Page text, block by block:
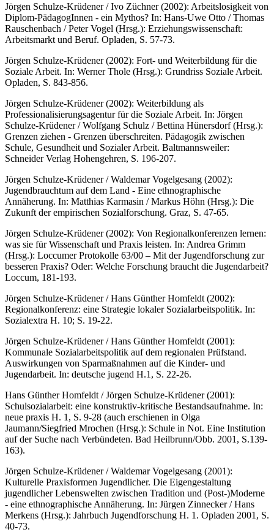
Jörgen Schulze-Krüdener / Ivo Züchner (2002): Arbeitslosigkeit von
Diplom-PädagogInnen - ein Mythos? In: Hans-Uwe Otto / Thomas
Rauschenbach / Peter Vogel (Hrsg.): Erziehungswissenschaft:
Arbeitsmarkt und Beruf. Opladen, S. 57-73.
Jörgen Schulze-Krüdener (2002): Fort- und Weiterbildung für die
Soziale Arbeit. In: Werner Thole (Hrsg.): Grundriss Soziale Arbeit.
Opladen, S. 843-856.
Jörgen Schulze-Krüdener (2002): Weiterbildung als
Professionalisierungsagentur für die Soziale Arbeit. In: Jörgen
Schulze-Krüdener / Wolfgang Schulz / Bettina Hünersdorf (Hrsg.):
Grenzen ziehen - Grenzen überschreiten. Pädagogik zwischen
Schule, Gesundheit und Sozialer Arbeit. Baltmannsweiler:
Schneider Verlag Hohengehren, S. 196-207.
Jörgen Schulze-Krüdener / Waldemar Vogelgesang (2002):
Jugendbrauchtum auf dem Land - Eine ethnographische
Annäherung. In: Matthias Karmasin / Markus Höhn (Hrsg.): Die
Zukunft der empirischen Sozialforschung. Graz, S. 47-65.
Jörgen Schulze-Krüdener (2002): Von Regionalkonferenzen lernen:
was sie für Wissenschaft und Praxis leisten. In: Andrea Grimm
(Hrsg.): Loccumer Protokolle 63/00 – Mit der Jugendforschung zur
besseren Praxis? Oder: Welche Forschung braucht die Jugendarbeit?
Loccum, 181-193.
Jörgen Schulze-Krüdener / Hans Günther Homfeldt (2002):
Regionalkonferenz: eine Strategie lokaler Sozialarbeitspolitik. In:
Sozialextra H. 10; S. 19-22.
Jörgen Schulze-Krüdener / Hans Günther Homfeldt (2001):
Kommunale Sozialarbeitspolitik auf dem regionalen Prüfstand.
Auswirkungen von Sparmaßnahmen auf die Kinder- und
Jugendarbeit. In: deutsche jugend H.1, S. 22-26.
Hans Günther Homfeldt / Jörgen Schulze-Krüdener (2001):
Schulsozialarbeit: eine konstruktiv-kritische Bestandsaufnahme. In:
neue praxis H. 1, S. 9-28 (auch erschienen in Olga
Jaumann/Siegfried Mrochen (Hrsg.): Schule in Not. Eine Institution
auf der Suche nach Verbündeten. Bad Heilbrunn/Obb. 2001, S.139-
163).
Jörgen Schulze-Krüdener / Waldemar Vogelgesang (2001):
Kulturelle Praxisformen Jugendlicher. Die Eigengestaltung
jugendlicher Lebenswelten zwischen Tradition und (Post-)Moderne
- eine ethnographische Annäherung. In: Jürgen Zinnecker / Hans
Merkens (Hrsg.): Jahrbuch Jugendforschung H. 1. Opladen 2001, S.
40-73.